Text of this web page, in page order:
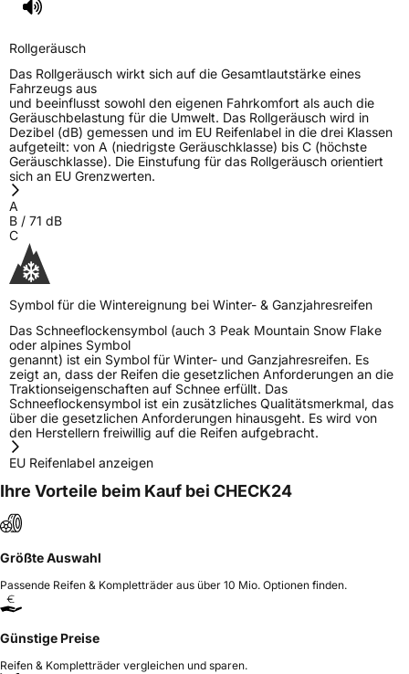
Allgemeine Produktsicherheit (GPSR)
Herstellerkontakt
Rollgeräusch
Das Rollgeräusch wirkt sich auf die Gesamtlautstärke eines
Fahrzeugs aus
und beeinflusst sowohl den eigenen Fahrkomfort als auch die
Geräuschbelastung für die Umwelt. Das Rollgeräusch wird in
Dezibel (dB) gemessen und im EU Reifenlabel in die drei Klassen
aufgeteilt: von A (niedrigste Geräuschklasse) bis C (höchste
Geräuschklasse). Die Einstufung für das Rollgeräusch orientiert
sich an EU Grenzwerten.
A
B / 71 dB
C
Symbol für die Wintereignung bei Winter- & Ganzjahresreifen
Das Schneeflockensymbol (auch 3 Peak Mountain Snow Flake
oder alpines Symbol
genannt) ist ein Symbol für Winter- und Ganzjahresreifen. Es
zeigt an, dass der Reifen die gesetzlichen Anforderungen an die
Traktionseigenschaften auf Schnee erfüllt. Das
Schneeflockensymbol ist ein zusätzliches Qualitätsmerkmal, das
über die gesetzlichen Anforderungen hinausgeht. Es wird von
den Herstellern freiwillig auf die Reifen aufgebracht.
EU Reifenlabel anzeigen
Ihre Vorteile beim Kauf bei CHECK24
Größte Auswahl
Passende Reifen & Kompletträder aus über 10 Mio. Optionen finden.
Günstige Preise
Reifen & Kompletträder vergleichen und sparen.